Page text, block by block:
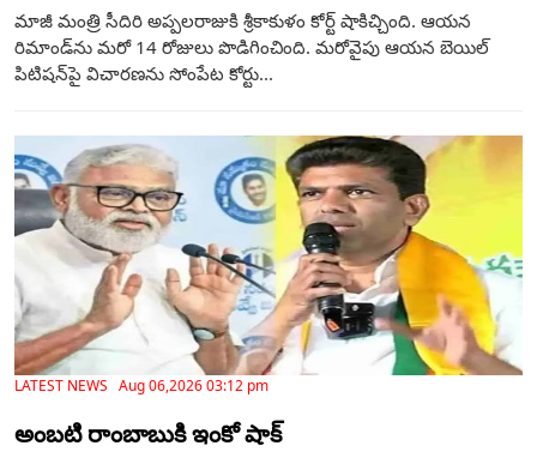
మాజీ మంత్రి సీదిరి అప్పలరాజుకి శ్రీకాకుళం కోర్ట్ షాకిచ్చింది. ఆయన
రిమాండ్‌ను మరో 14 రోజులు పొడిగించింది. మరోవైపు ఆయన బెయిల్‌
పిటిషన్‌పై విచారణను సోంపేట కోర్టు...
LATEST NEWS Aug 06,2026 03:12 pm
అంబటి రాంబాబుకి ఇంకో షాక్